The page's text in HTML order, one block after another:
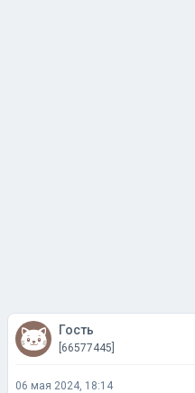
Гость
[66577445]
06 мая 2024, 18:14